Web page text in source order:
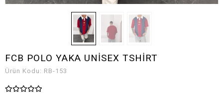
FCB POLO YAKA UNİSEX TSHİRT
Ürün Kodu: RB-153